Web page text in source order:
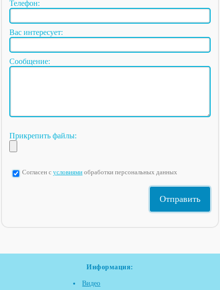
Телефон:
Вас интересует:
Сообщение:
Прикрепить файлы:
Согласен с условиями обработки персональных данных
Информация:
Видео